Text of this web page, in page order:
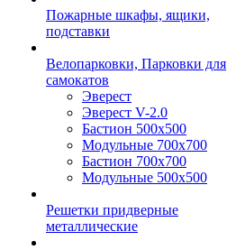
Пожарные шкафы, ящики,
подставки
Велопарковки, Парковки для
самокатов
Эверест
Эверест V-2.0
Бастион 500х500
Модульные 700х700
Бастион 700х700
Модульные 500х500
Решетки придверные
металлические